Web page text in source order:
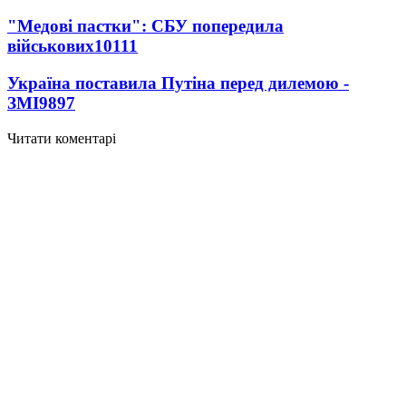
"Медові пастки": СБУ попередила
військових10111
Україна поставила Путіна перед дилемою -
ЗМІ9897
Читати коментарі